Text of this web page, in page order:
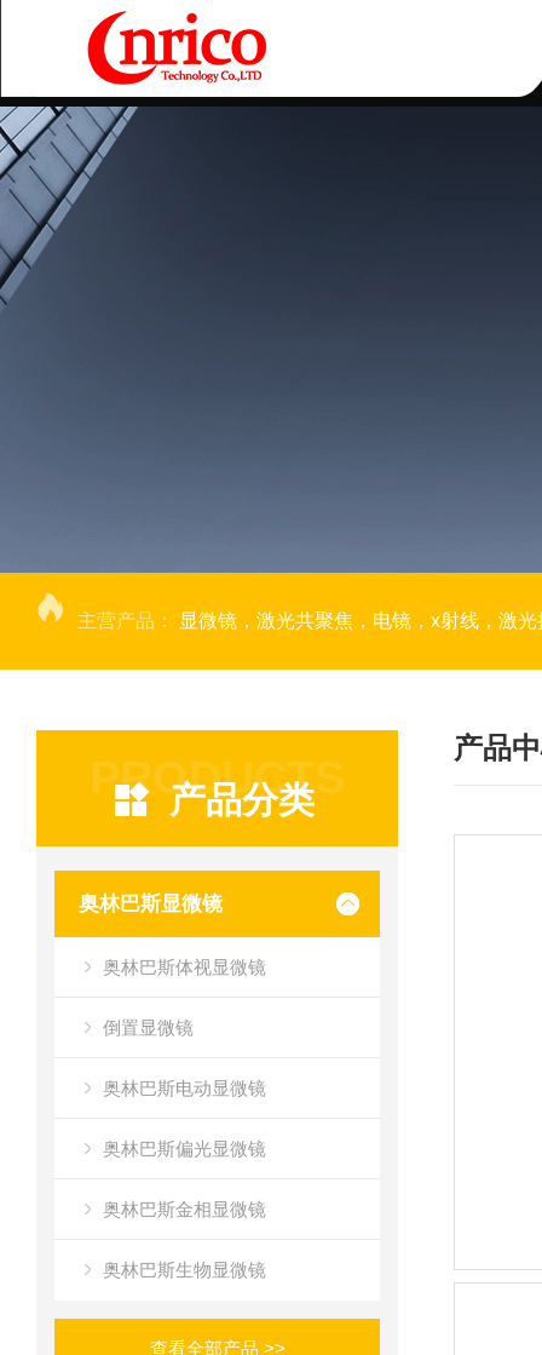
主营产品： 显微镜，激光共聚焦，电镜，x射线，激光捕获显微切割，荧光成像系统，
PRODUCTS
产品分类
奥林巴斯显微镜
奥林巴斯体视显微镜
倒置显微镜
奥林巴斯电动显微镜
奥林巴斯偏光显微镜
奥林巴斯金相显微镜
奥林巴斯生物显微镜
查看全部产品 >>
产品